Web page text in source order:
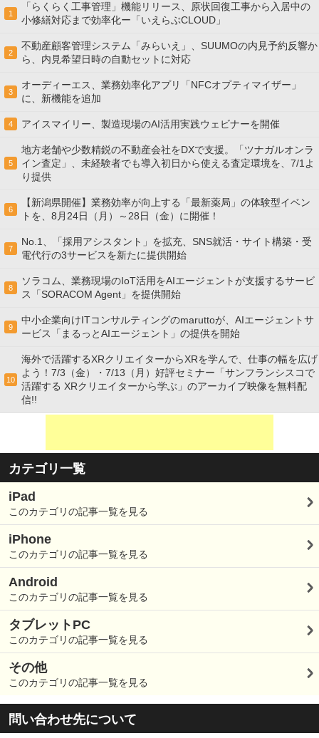
1
「らくらく工事管理」機能リリース、原状回復工事から入居中の
小修繕対応まで効率化ー「いえらぶCLOUD」
2
不動産顧客管理システム「みらいえ」、SUUMOの内見予約反響か
ら、内見希望日時の自動セットに対応
3
オーディーエス、業務効率化アプリ「NFCオプティマイザー」
に、新機能を追加
4 アイスマイリー、製造現場のAI活用実践ウェビナーを開催
5
地方老舗や少数精鋭の不動産会社をDXで支援。「ツナガルオンラ
イン査定」、未経験者でも導入初日から使える査定環境を、7/1よ
り提供
6
【新潟県開催】業務効率が向上する「最新薬局」の体験型イベン
トを、8月24日（月）～28日（金）に開催！
7
No.1、「採用アシスタント」を拡充、SNS就活・サイト構築・受
電代行の3サービスを新たに提供開始
8
ソラコム、業務現場のIoT活用をAIエージェントが支援するサービ
ス「SORACOM Agent」を提供開始
9
中小企業向けITコンサルティングのmaruttoが、AIエージェントサ
ービス「まるっとAIエージェント」の提供を開始
10
海外で活躍するXRクリエイターからXRを学んで、仕事の幅を広げ
よう！7/3（金）・7/13（月）好評セミナー「サンフランシスコで
活躍する XRクリエイターから学ぶ」のアーカイブ映像を無料配
信!!
カテゴリ一覧
iPad
このカテゴリの記事一覧を見る
iPhone
このカテゴリの記事一覧を見る
Android
このカテゴリの記事一覧を見る
タブレットPC
このカテゴリの記事一覧を見る
その他
このカテゴリの記事一覧を見る
問い合わせ先について